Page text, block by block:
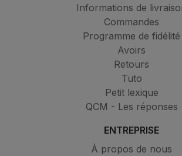
Informations de
Commandes
Programme de fidélité
Avoirs
Retours
Tuto
Petit lexique
QCM - Les réponses
ENTREPRISE
À propos de nous